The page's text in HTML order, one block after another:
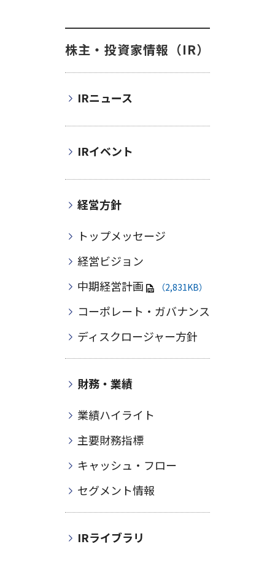
株主・投資家情報（IR）
IRニュース
IRイベント
経営方針
トップメッセージ
経営ビジョン
中期経営計画
（2,831KB）
コーポレート・ガバナンス
ディスクロージャー方針
財務・業績
業績ハイライト
主要財務指標
キャッシュ・フロー
セグメント情報
IRライブラリ